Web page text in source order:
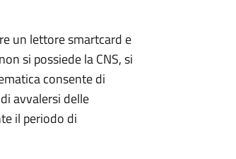
un lettore smartcard e
si possiede la CNS, si
consente di
avvalersi delle
il periodo di